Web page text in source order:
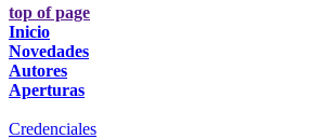
top of page
Inicio
Novedades
Autores
Aperturas
Credenciales